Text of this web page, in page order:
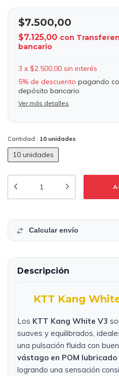
$7.500,00
$7.125,00 con
bancario
3 x $2.500,00 sin interés
5% de descuento pagando
depósito bancario
Ver más detalles
Cantidad : 10 unidades
10 unidades
Calcular envío
Descripción
KTT Kang
Los KTT Kang White V3
suaves y equilibrados,
una pulsación fluida con
vástago en POM lubricado
logrando una sensación